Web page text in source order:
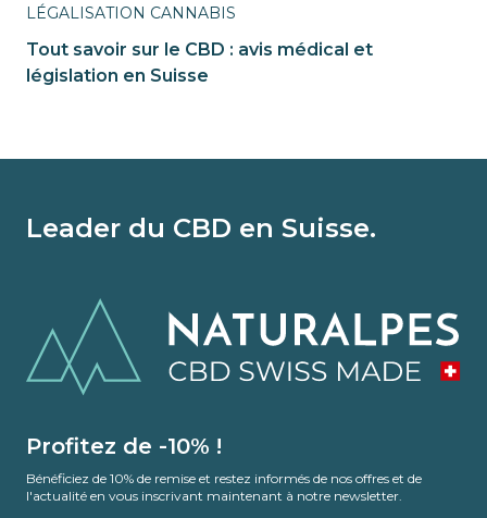
LÉGALISATION CANNABIS
Tout savoir sur le CBD : avis médical et
législation en Suisse
Leader du CBD en Suisse.
Profitez de -10% !
Bénéficiez de 10% de remise et restez informés de nos offres et de
l'actualité en vous inscrivant maintenant à notre newsletter.